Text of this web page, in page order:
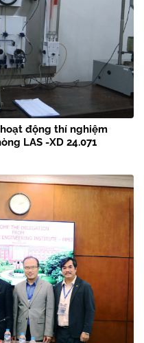
động thí nghiệm
LAS -XD 24.071